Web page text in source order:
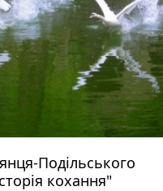
кохання"